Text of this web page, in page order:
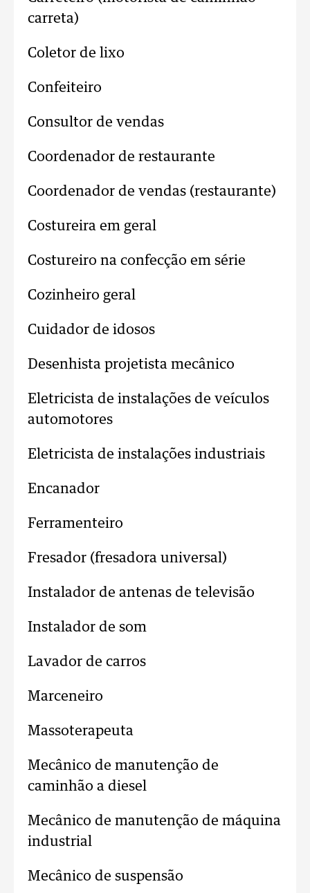
carreta)
Coletor de lixo
Confeiteiro
Consultor de vendas
Coordenador de restaurante
Coordenador de vendas (restaurante)
Costureira em geral
Costureiro na confecção em série
Cozinheiro geral
Cuidador de idosos
Desenhista projetista mecânico
Eletricista de instalações de veículos
automotores
Eletricista de instalações industriais
Encanador
Ferramenteiro
Fresador (fresadora universal)
Instalador de antenas de televisão
Instalador de som
Lavador de carros
Marceneiro
Massoterapeuta
Mecânico de manutenção de
caminhão a diesel
Mecânico de manutenção de máquina
industrial
Mecânico de suspensão